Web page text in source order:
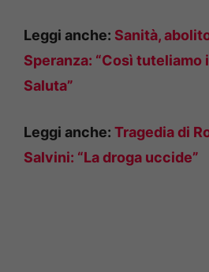
Leggi anche: Sanità,
Speranza: “Così tuteliamo
Saluta”
Leggi anche: Tragedia di
Salvini: “La droga uccide”